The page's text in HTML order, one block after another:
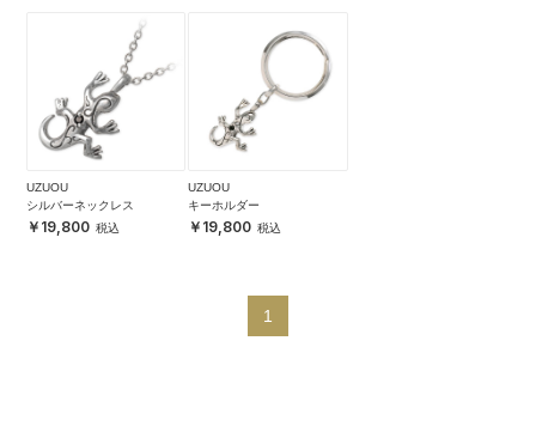
UZUOU
シルバーネックレス
19,800
UZUOU
キーホルダー
19,800
1